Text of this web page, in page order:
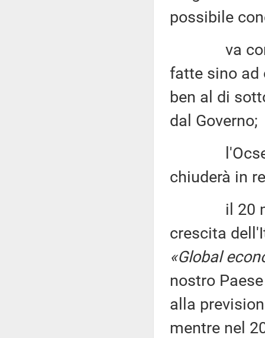
possibile
va
fatte sino ad
ben al di
dal Governo;
l'Ocse ha
chiuderà in
il 20
crescita
«Global
nostro
alla
mentre nel